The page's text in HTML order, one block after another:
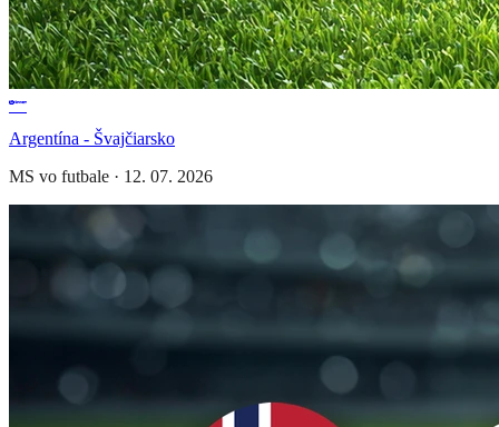
Argentína - Švajčiarsko
MS vo futbale · 12. 07. 2026